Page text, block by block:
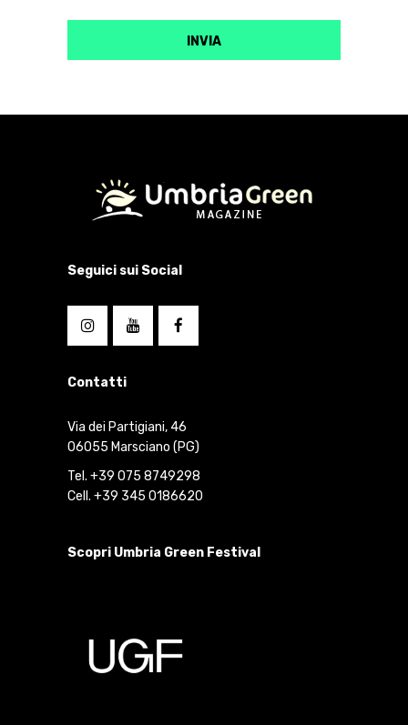
Seguici sui Social
Contatti
Via dei Partigiani, 46
06055 Marsciano (PG)
Tel. +39 075 8749298
Cell. +39 345 0186620
Scopri Umbria Green Festival